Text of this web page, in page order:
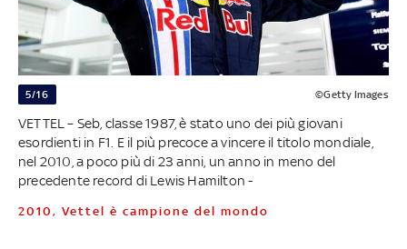
5/16 ©Getty Images
VETTEL – Seb, classe 1987, è stato uno dei più giovani
esordienti in F1. E il più precoce a vincere il titolo mondiale,
nel 2010, a poco più di 23 anni, un anno in meno del
precedente record di Lewis Hamilton -
2010, Vettel è campione del mondo